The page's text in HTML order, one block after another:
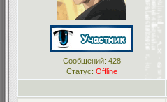
Сообщений: 428
Статус: Offline